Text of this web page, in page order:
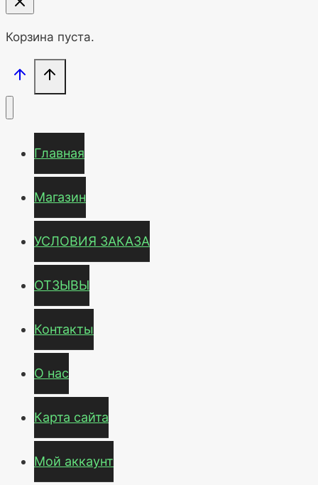
Корзина пуста.
Главная
Магазин
УСЛОВИЯ ЗАКАЗА
ОТЗЫВЫ
Контакты
О нас
Карта сайта
Мой аккаунт